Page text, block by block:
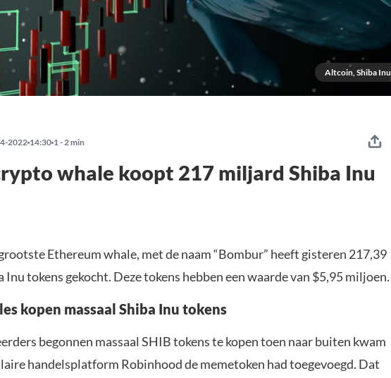
Altcoin, Shiba Inu
2022 14:30 1 - 2 min
whale koopt 217 miljard Shiba Inu
Ethereum whale, met de naam “Bombur” heeft gisteren 217,39
Inu tokens gekocht. Deze tokens hebben een waarde van $5,95 miljoen.
kopen massaal Shiba Inu tokens
begonnen massaal SHIB tokens te kopen toen naar buiten kwam
handelsplatform Robinhood de memetoken had toegevoegd. Dat